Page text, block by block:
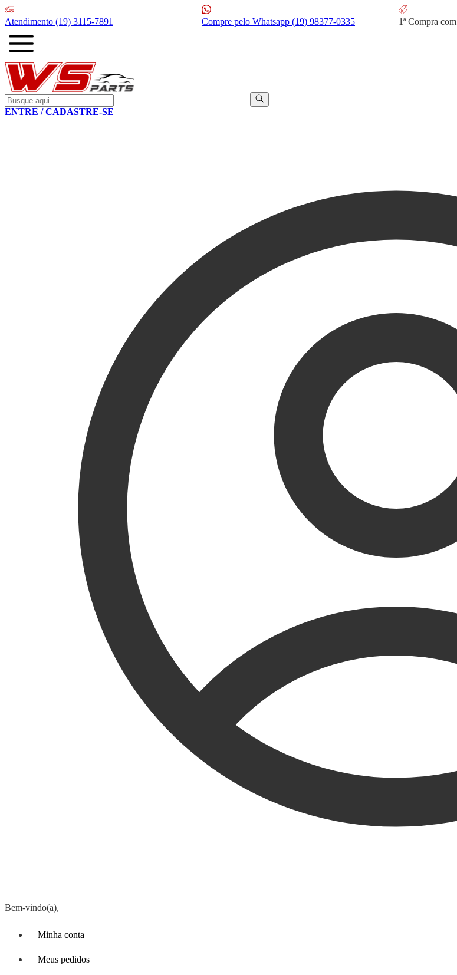
Atendimento (19) 3115-7891 Compre pelo Whatsapp (19) 98377-0335 1ª Compra com
ENTRE / CADASTRE-SE
Bem-vindo(a),
Minha conta
Meus pedidos